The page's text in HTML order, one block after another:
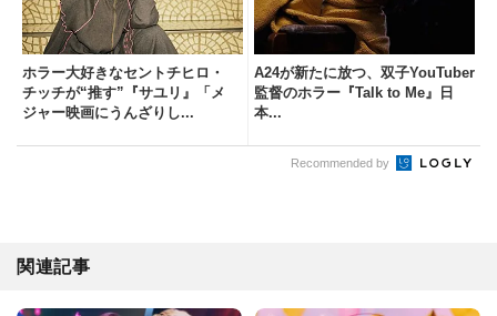
ホラー大好きなセントチヒロ・
チッチが“推す”『サユリ』「メ
ジャー映画にうんざりし...
A24が新たに放つ、双子YouTuber
監督のホラー『Talk to Me』日
本...
Recommended by
関連記事